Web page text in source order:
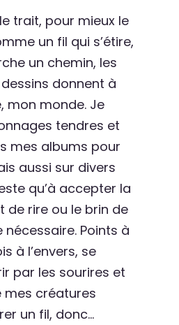
trait, pour mieux le
un fil qui s’étire,
un chemin, les
donnent à
mon monde. Je
tendres et
mes albums pour
aussi sur divers
qu’à accepter la
de rire ou le brin de
Points à
à l’envers, se
par les sourires et
mes créatures
un fil, donc…